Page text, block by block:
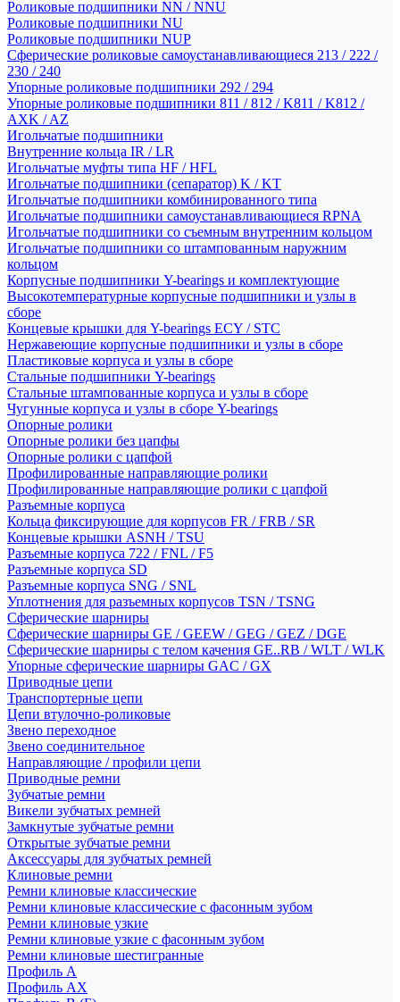
Роликовые подшипники NN / NNU
Роликовые подшипники NU
Роликовые подшипники NUP
Сферические роликовые самоустанавливающиеся 213 / 222 /
230 / 240
Упорные роликовые подшипники 292 / 294
Упорные роликовые подшипники 811 / 812 / K811 / K812 /
AXK / AZ
Игольчатые подшипники
Внутренние кольца IR / LR
Игольчатые муфты типа HF / HFL
Игольчатые подшипники (сепаратор) K / KT
Игольчатые подшипники комбинированного типа
Игольчатые подшипники самоустанавливающиеся RPNA
Игольчатые подшипники со съемным внутренним кольцом
Игольчатые подшипники со штампованным наружним
кольцом
Корпусные подшипники Y-bearings и комплектующие
Высокотемпературные корпусные подшипники и узлы в
сборе
Концевые крышки для Y-bearings ECY / STC
Нержавеющие корпусные подшипники и узлы в сборе
Пластиковые корпуса и узлы в сборе
Стальные подшипники Y-bearings
Стальные штампованные корпуса и узлы в сборе
Чугунные корпуса и узлы в сборе Y-bearings
Опорные ролики
Опорные ролики без цапфы
Опорные ролики с цапфой
Профилированные направляющие ролики
Профилированные направляющие ролики с цапфой
Разъемные корпуса
Кольца фиксирующие для корпусов FR / FRB / SR
Концевые крышки ASNH / TSU
Разъемные корпуса 722 / FNL / F5
Разъемные корпуса SD
Разъемные корпуса SNG / SNL
Уплотнения для разъемных корпусов TSN / TSNG
Сферические шарниры
Сферические шарниры GE / GEEW / GEG / GEZ / DGE
Сферические шарниры с телом качения GE..RB / WLT / WLK
Упорные сферические шарниры GAC / GX
Приводные цепи
Транспортерные цепи
Цепи втулочно-роликовые
Звено переходное
Звено соединительное
Направляющие / профили цепи
Приводные ремни
Зубчатые ремни
Викели зубчатых ремней
Замкнутые зубчатые ремни
Открытые зубчатые ремни
Аксессуары для зубчатых ремней
Клиновые ремни
Ремни клиновые классические
Ремни клиновые классические с фасонным зубом
Ремни клиновые узкие
Ремни клиновые узкие с фасонным зубом
Ремни клиновые шестигранные
Профиль A
Профиль AX